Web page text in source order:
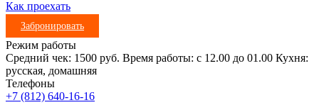
Как проехать
Забронировать
Режим работы
Средний чек: 1500 руб. Время работы: с 12.00 до 01.00 Кухня:
русская, домашняя
Телефоны
+7 (812) 640-16-16